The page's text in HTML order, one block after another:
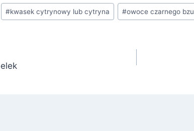
#kwasek cytrynowy lub cytryna #owoce czarnego bzu